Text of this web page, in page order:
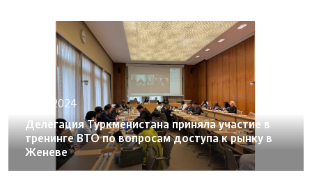
15.10.2024
Делегация Туркменистана приняла участие в
тренинге ВТО по вопросам доступа к рынку в
Женеве